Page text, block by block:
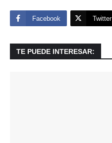
Facebook Twitter
TE PUEDE INTERESAR: